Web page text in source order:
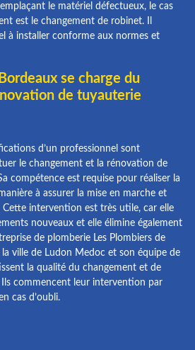
le matériel défectueux, le cas
est le changement de robinet. Il
à installer conforme aux normes et
se charge du
de tuyauterie
d’un professionnel sont
le changement et la rénovation de
compétence est requise pour réaliser la
à assurer la mise en marche et
intervention est très utile, car elle
nouveaux et elle élimine également
de plomberie Les Plombiers de
ville de Ludon Medoc et son équipe de
la qualité du changement et de
commencent leur intervention par
cas d’oubli.